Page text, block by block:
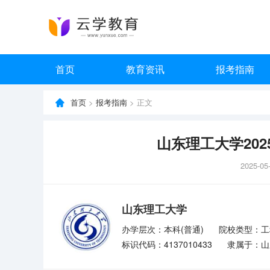
首页 教育资讯 报考指南
首页 > 报考指南 > 正文
山东理工大学
2025-
山东理工大学
办学层次：本科(普通)
院校类型：
标识代码：4137010433
隶属于：